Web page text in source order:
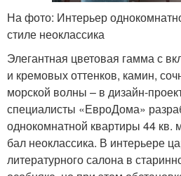
На фото: Интерьер
стиле неоклассика
Элегантная цветовая гамма с
и кремовых оттенков, камин,
морской волны – в дизайн-
специалисты «ЕвроДома»
однокомнатной квартиры 44 кв.
бал неоклассика. В интерьере
литературного салона в